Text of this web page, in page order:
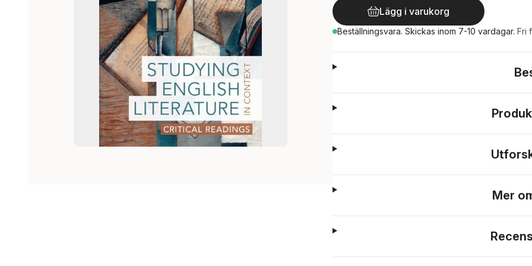
Lägg i varukorg
Beställningsvara. Skickas inom 7-10 vardagar. Fri
Mer